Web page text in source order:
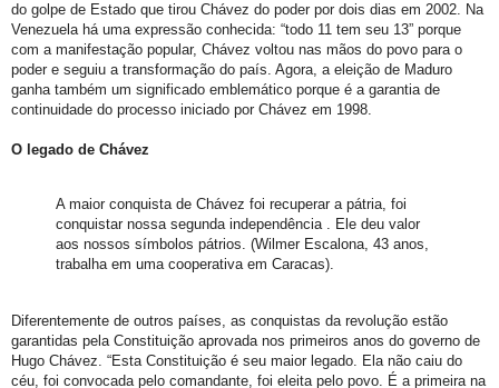
do golpe de Estado que tirou Chávez do poder por dois dias em 2002. Na
Venezuela há uma expressão conhecida: “todo 11 tem seu 13” porque
com a manifestação popular, Chávez voltou nas mãos do povo para o
poder e seguiu a transformação do país. Agora, a eleição de Maduro
ganha também um significado emblemático porque é a garantia de
continuidade do processo iniciado por Chávez em 1998.
O legado de Chávez
A maior conquista de Chávez foi recuperar a pátria, foi
conquistar nossa segunda independência . Ele deu valor
aos nossos símbolos pátrios. (Wilmer Escalona, 43 anos,
trabalha em uma cooperativa em Caracas).
Diferentemente de outros países, as conquistas da revolução estão
garantidas pela Constituição aprovada nos primeiros anos do governo de
Hugo Chávez. “Esta Constituição é seu maior legado. Ela não caiu do
céu, foi convocada pelo comandante, foi eleita pelo povo. É a primeira na